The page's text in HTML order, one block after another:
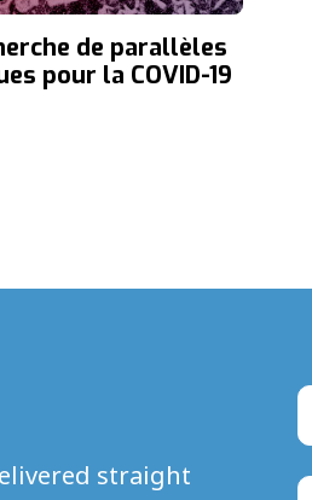
de parallèles
pour la COVID-19
straight